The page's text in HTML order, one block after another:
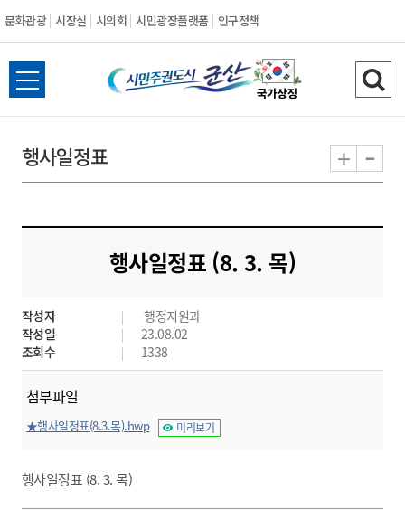
문화관광 시장실 시의회 시민광장플랫폼 인구정책
시
민
도
시
군
산
전
체
뉴
열
검
색
기
행사일정표 + -
행사일정표 (8. 3. 목)
작성자
행정지원과
작성일
23.08.02
조회수
1338
첨부파일
★행사일정표(8.3.목).hwp 미리보기
행사일정표 (8. 3. 목)